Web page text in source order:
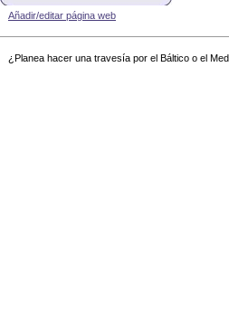
Añadir/editar página web
¿Planea hacer una travesía por el Báltico o el